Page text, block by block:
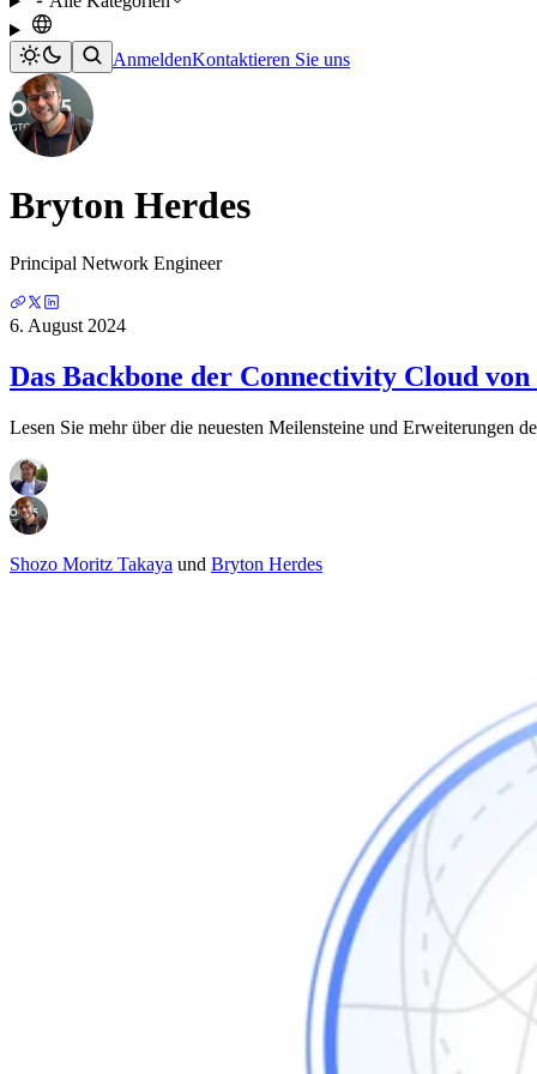
AnmeldenKontaktieren Sie uns
Bryton Herdes
Principal Network Engineer
6. August 2024
Das Backbone der Connectivity Cloud
Lesen Sie mehr über die neuesten Meilensteine und Erweiterungen
Shozo Moritz Takaya und Bryton Herdes